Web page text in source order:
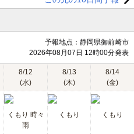
予報地点：静岡県御前崎市
2026年08月07日 12時00分発表
8/12
(水)
8/13
(木)
8/14
(金)
くもり 時々
雨
くもり くもり